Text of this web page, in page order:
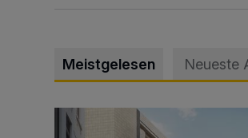
Meistgelesen Neueste
Ein neuer Brunnen für die Alte